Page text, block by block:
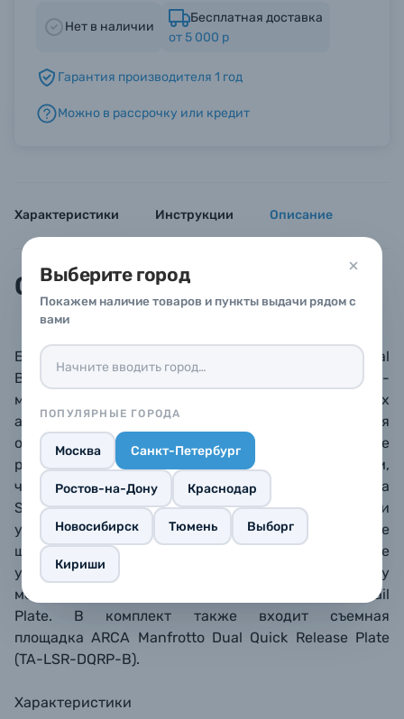
Выберите город
Покажем наличие товаров и пункты выдачи рядом с
вами
ПОПУЛЯРНЫЕ ГОРОДА
Москва Санкт-Петербург
Ростов-на-Дону Краснодар
Новосибирск Тюмень Выборг
Кириши
Уценённые товары
Нет в наличии
Бесплатная доставка
от 5 000 р
Гарантия производителя 1 год
Можно в рассрочку или кредит
Характеристики Инструкции Описание
Описание
Базовая площадка 15mm LWS Arca Manfrotto Dual
Baseplate позволяет установить под клеткой две 15-
мм направляющих для крепления таких
аксессуаров как моторы follow focus, подпорки для
объектива, компендиумы, плечевые упоры, передние
ручки и так далее. Данная площадка интересна тем,
что работает с площадками как стандарта Arca
Swiss (они заводятся поперек), так и Manfrotto (они
устанавливаются вдоль). Две подпружиненные
шпильки не дают плохо закрепленной площадке
упасть вместе с камерой. Саму базовую площадку
можно установить на базу стандарта Tilta Dovetail
Plate. В комплект также входит съемная
площадкаARCA Manfrotto Dual Quick Release Plate
(TA-LSR-DQRP-B).
Характеристики